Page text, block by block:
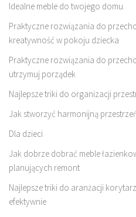
Idealne meble do twojego domu.
Praktyczne rozwiązania do
kreatywność w pokoju dziecka
Praktyczne rozwiązania do
utrzymuj porządek
Najlepsze triki do organizacji
Jak stworzyć harmonijną
Dla dzieci
Jak dobrze dobrać meble
planujących remont
Najlepsze triki do aranżacji
efektywnie